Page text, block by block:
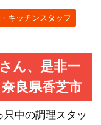
キッチンスタッフ
ん、是非一
良県香芝市
中の調理スタッ